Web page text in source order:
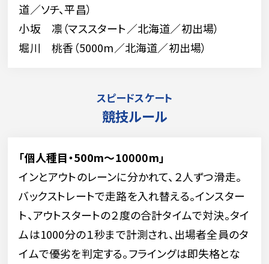
道／ソチ、平昌）
小坂 凛（マススタート／北海道／初出場）
堀川 桃香（5000m／北海道／初出場）
スピードスケート
競技ルール
「個人種目・500m～10000m」
インとアウトのレーンに分かれて、２人ずつ滑走。
バックストレートで走路を入れ替える。インスター
ト、アウトスタートの２度の合計タイムで対決。タイ
ムは1000分の１秒まで計測され、出場者全員のタ
イムで優劣を判定する。フライングは即失格とな